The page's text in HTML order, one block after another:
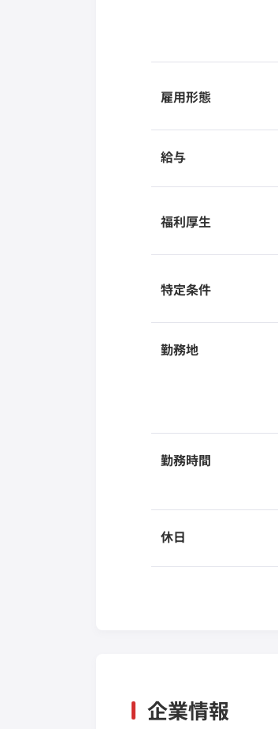
雇用形態
給与
福利厚生
特定条件
勤務地
勤務時間
休日
企業情報